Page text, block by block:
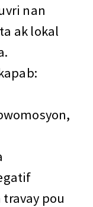
nan
ak lokal
pou